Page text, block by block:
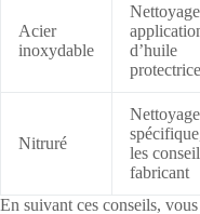
Acier
inoxydable
d’huile
protectrice
Nitruré
Nettoyage
les
fabricant
En suivant ces conseils,